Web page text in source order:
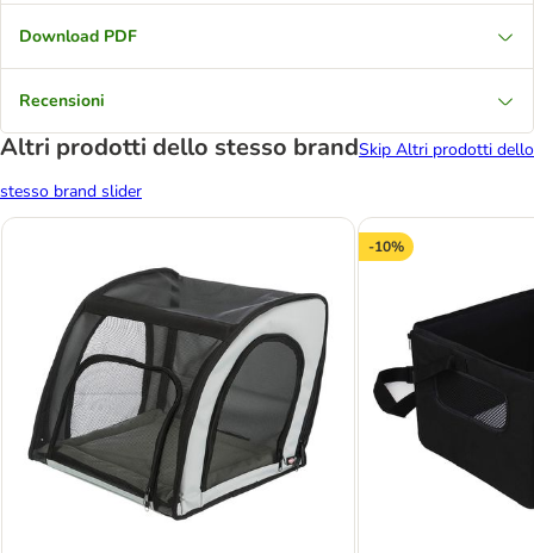
Download PDF
Recensioni
Altri prodotti dello stesso brandSkip Altri prodotti dello
stesso brand slider
-10%